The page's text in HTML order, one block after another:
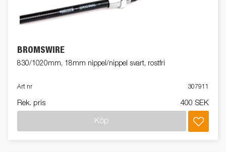
BROMSWIRE
830/1020mm, 18mm nippel/nippel svart, rostfri
Art nr 307911
Rek. pris 400 SEK
Köp